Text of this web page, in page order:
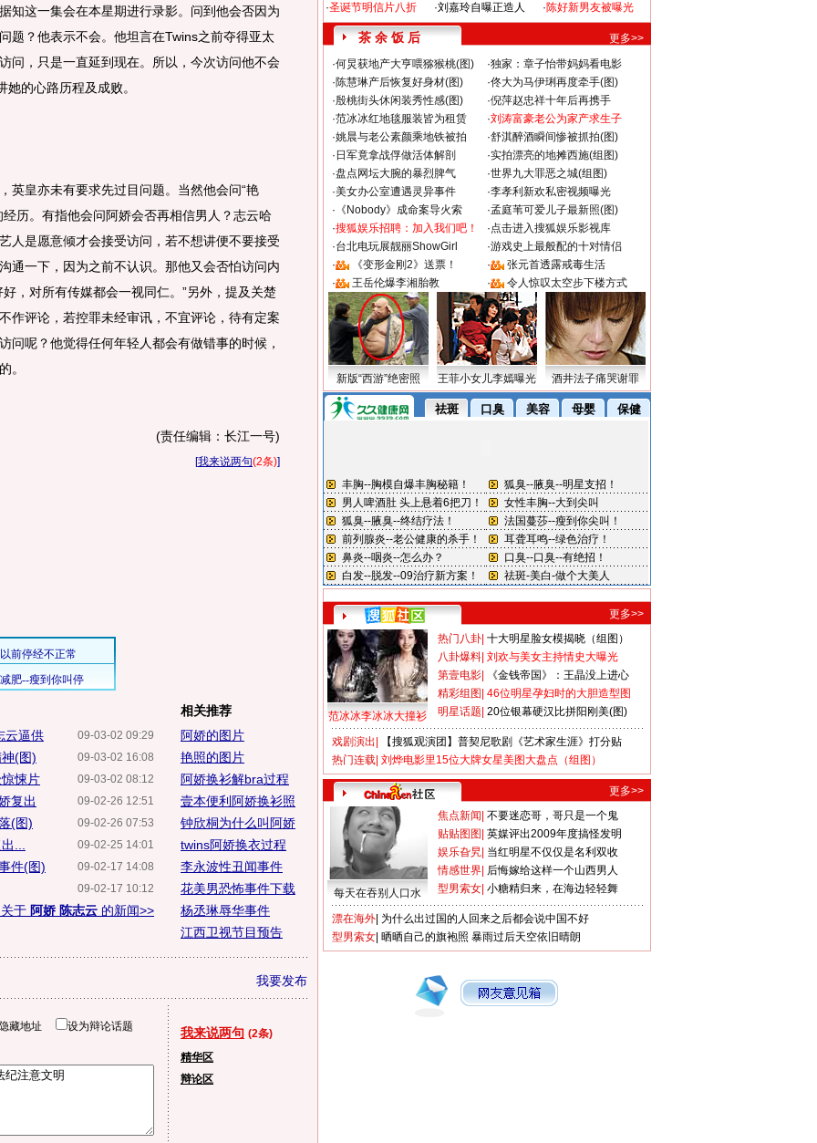
知这一集会在本星期进行录影。问到他会否因为
题？他表示不会。他坦言在Twins之前夺得亚太
问，只是一直延到现在。所以，今次访问他不会
她的心路历程及成败。
皇亦未有要求先过目问题。当然他会问“艳
历。有指他会问阿娇会否再相信男人？志云哈
人是愿意倾才会接受访问，若不想讲便不要接受
通一下，因为之前不认识。那他又会否怕访问内
，对所有传媒都会一视同仁。”另外，提及关楚
作评论，若控罪未经审讯，不宜评论，待有定案
问呢？他觉得任何年轻人都会有做错事的时候，
。
(责任编辑：长江一号)
[我来说两句(2条)]
09-03-02 09:29
云逼供
09-03-02 16:08
(图)
09-03-02 08:12
悚片
09-02-26 12:51
复出
09-02-26 07:53
(图)
09-02-25 14:01
...
09-02-17 14:08
件(图)
09-02-17 10:12
于 阿娇 陈志云 的新闻>>
相关推荐
阿娇的图片
艳照的图片
阿娇换衫解bra过程
壹本便利阿娇换衫照
钟欣桐为什么叫阿娇
twins阿娇换衣过程
李永波性丑闻事件
花美男恐怖事件下载
杨丞琳辱华事件
江西卫视节目预告
我要发布
藏地址 设为辩论话题 我来说两句 (2条)
精华区
辩论区
·圣诞节明信片八折
·刘嘉玲自曝正造人
·陈好新男友被曝光
茶 余 饭 后
更多>>
·何炅获地产大亨喂猕猴桃(图) ·独家：章子怡带妈妈看电影
·陈慧琳产后恢复好身材(图) ·佟大为马伊琍再度牵手(图)
·殷桃街头休闲装秀性感(图) ·倪萍赵忠祥十年后再携手
·范冰冰红地毯服装皆为租赁 ·刘涛富豪老公为家产求生子
·姚晨与老公素颜乘地铁被拍 ·舒淇醉酒瞬间惨被抓拍(图)
· 日军竟拿战俘做活体解剖 ·实拍漂亮的地摊西施(组图)
·盘点网坛大腕的暴烈脾气 ·世界九大罪恶之城(组图)
·美女办公室遭遇灵异事件 ·李孝利新欢私密视频曝光
· 《Nobody》成命案导火索 ·孟庭苇可爱儿子最新照(图)
·搜狐娱乐招聘：加入我们吧！ ·点击进入搜狐娱乐影视库
·台北电玩展靓丽ShowGirl ·游戏史上最般配的十对情侣
·
《变形金刚2》送票！ ·
张元首透露戒毒生活
·
王岳伦爆李湘胎教 · 令人惊叹太空步下楼方式
新版“西游”绝密照 王菲小女儿李嫣曝光 酒井法子痛哭谢罪
更多>>
范冰冰李冰冰大撞衫
热门八卦 十大明星脸女模揭晓（组图）
八卦爆料 刘欢与美女主持情史大曝光
第壹电影
《金钱帝国》：王晶没上进心
精彩组图 46位明星孕妇时的大胆造型图
明星话题 20位银幕硬汉比拼阳刚美(图)
戏剧演出
【搜狐观演团】普契尼歌剧《艺术家生涯》打分贴
热门连载 刘烨电影里15位大牌女星美图大盘点（组图）
更多>>
每天在吞别人口水
焦点新闻 不要迷恋哥，哥只是一个鬼
贴贴图图 英媒评出2009年度搞怪发明
娱乐旮旯 当红明星不仅仅是名利双收
情感世界 后悔嫁给这样一个山西男人
型男索女 小糖精归来，在海边轻轻舞
漂在海外 为什么出过国的人回来之后都会说中国不好
型男索女 晒晒自己的旗袍照 暴雨过后天空依旧晴朗